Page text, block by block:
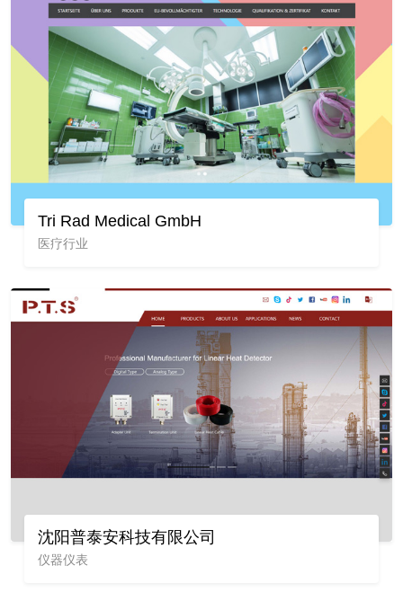
Tri Rad Medical GmbH
医疗行业
沈阳普泰安科技有限公司
仪器仪表